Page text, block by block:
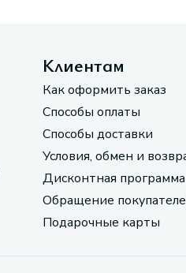
Клиентам
Как оформить заказ
Способы оплаты
Способы доставки
Условия, обмен и
Дисконтная программа
Обращение
Подарочные карты